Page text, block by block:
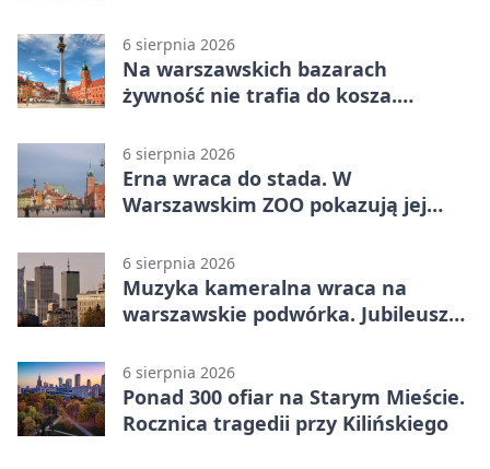
6 sierpnia 2026
Na warszawskich bazarach
żywność nie trafia do kosza.
6 sierpnia 2026
Erna wraca do stada. W
Warszawskim ZOO pokazują jej
6 sierpnia 2026
Muzyka kameralna wraca na
warszawskie podwórka. Jubileusz
6 sierpnia 2026
Ponad 300 ofiar na Starym Mieście.
Rocznica tragedii przy Kilińskiego